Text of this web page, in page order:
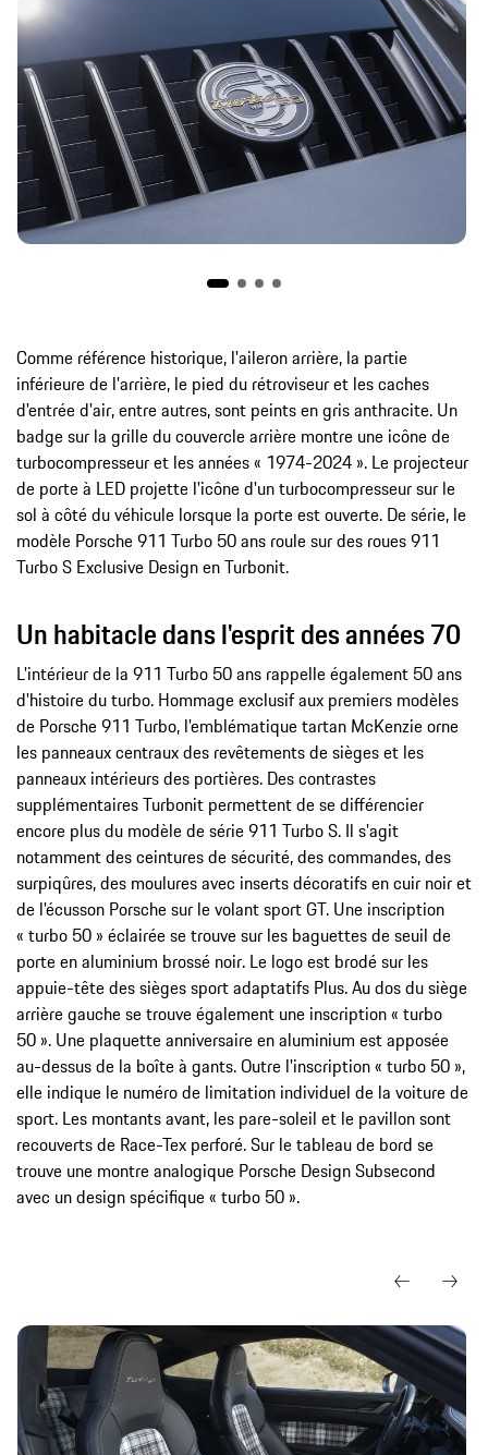
Comme référence historique, l'aileron arrière, la partie
inférieure de l'arrière, le pied du rétroviseur et les caches
d'entrée d'air, entre autres, sont peints en gris anthracite. Un
badge sur la grille du couvercle arrière montre une icône de
turbocompresseur et les années « 1974-2024 ». Le projecteur
de porte à LED projette l'icône d'un turbocompresseur sur le
sol à côté du véhicule lorsque la porte est ouverte. De série, le
modèle Porsche 911 Turbo 50 ans roule sur des roues 911
Turbo S Exclusive Design en Turbonit.
Un habitacle dans l'esprit des années 70
L'intérieur de la 911 Turbo 50 ans rappelle également 50 ans
d'histoire du turbo. Hommage exclusif aux premiers modèles
de Porsche 911 Turbo, l'emblématique tartan McKenzie orne
les panneaux centraux des revêtements de sièges et les
panneaux intérieurs des portières. Des contrastes
supplémentaires Turbonit permettent de se différencier
encore plus du modèle de série 911 Turbo S. Il s'agit
notamment des ceintures de sécurité, des commandes, des
surpiqûres, des moulures avec inserts décoratifs en cuir noir et
de l'écusson Porsche sur le volant sport GT. Une inscription
« turbo 50 » éclairée se trouve sur les baguettes de seuil de
porte en aluminium brossé noir. Le logo est brodé sur les
appuie-tête des sièges sport adaptatifs Plus. Au dos du siège
arrière gauche se trouve également une inscription « turbo
50 ». Une plaquette anniversaire en aluminium est apposée
au-dessus de la boîte à gants. Outre l'inscription « turbo 50 »,
elle indique le numéro de limitation individuel de la voiture de
sport. Les montants avant, les pare-soleil et le pavillon sont
recouverts de Race-Tex perforé. Sur le tableau de bord se
trouve une montre analogique Porsche Design Subsecond
avec un design spécifique « turbo 50 ».